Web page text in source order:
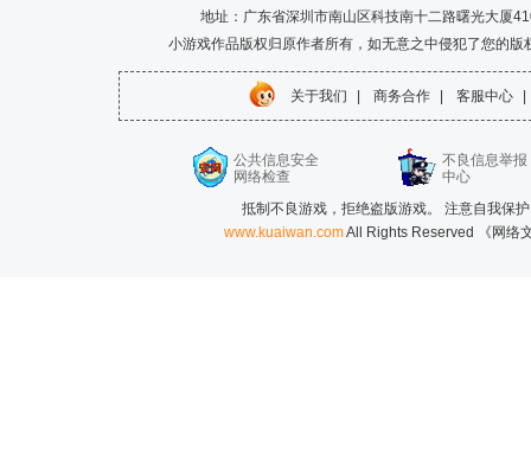
地址：广东省深圳市南山区科技南十二路曙光大厦
小游戏作品版权归原作者所有，如无意之中侵犯了您的
关于我们 商务合作 客服中心
公共信息安全
网络检查
不良信息举报
中心
抵制不良游戏，拒绝盗版游戏。 注意自我保
www.kuaiwan.comAll Rights Reserved 《网络